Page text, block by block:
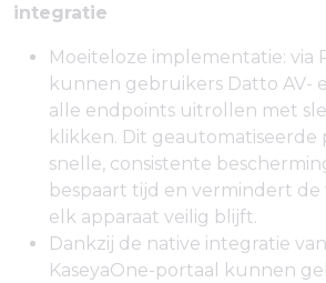
integratie
Moeiteloze implementatie: via
kunnen gebruikers Datto AV-
alle endpoints uitrollen met
klikken. Dit geautomatiseerde
snelle, consistente
bespaart tijd en vermindert de
elk apparaat veilig blijft.
Dankzij de native integratie
KaseyaOne-portaal kunnen